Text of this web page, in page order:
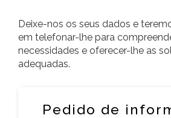
Deixe-nos os seus dados e
em telefonar-lhe para
necessidades e oferecer-lhe as
adequadas.
Pedido de